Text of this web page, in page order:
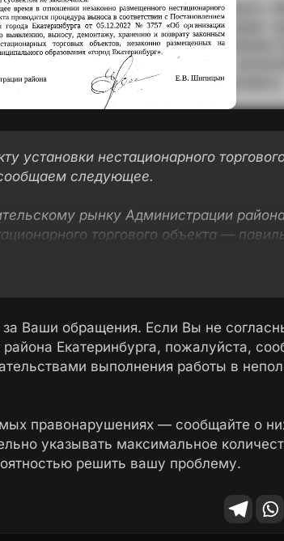
установки нестационарного
следующее.
рынку Администрации
торгового объекта —
нестационарного торгового
размещенного
от 05.12.2022 № 3757 «Об
демонтажу, хранению и возврату
объектов, незаконно размещенных
Ваши обращения. Если Вы не
Екатеринбурга, пожалуйста,
выполнения работы в
правонарушениях — сообщайте о
указывать максимальное
решить вашу проблему.